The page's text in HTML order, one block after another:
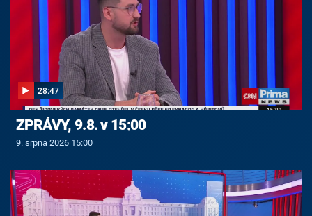
28:47
ZPRÁVY, 9.8. v 15:00
9. srpna 2026 15:00